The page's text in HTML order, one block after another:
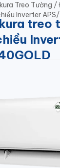
Treo Tường /
Inverter
treo